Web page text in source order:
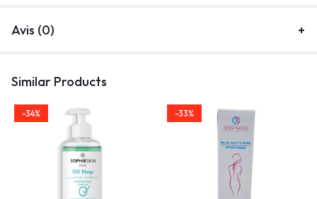
Avis (0)
Similar Products
-34% -33%